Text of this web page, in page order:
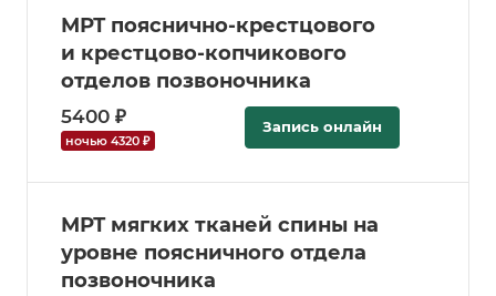
МРТ пояснично-крестцового
и крестцово-копчикового
отделов позвоночника
5400 ₽
ночью 4320 ₽
Запись онлайн
МРТ мягких тканей спины на
уровне поясничного отдела
позвоночника